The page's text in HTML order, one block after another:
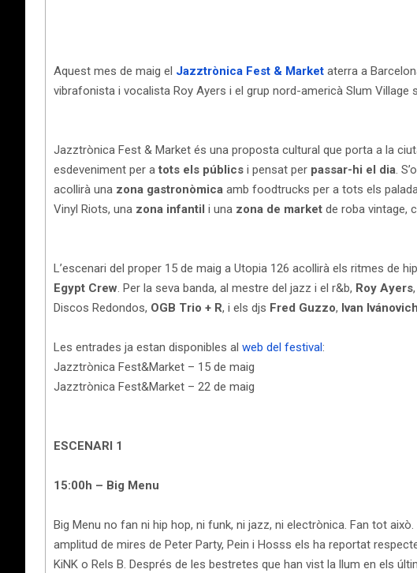
Aquest mes de maig el Jazztrònica Fest & Market aterra a
vibrafonista i vocalista Roy Ayers i el grup nord-americà Slum
Jazztrònica Fest & Market és una proposta cultural que porta a la
esdeveniment per atots els públics i pensat per passar-hi el dia.
acollirà una zona gastronòmica amb foodtrucks per a tots els
Vinyl Riots, una zona infantil i una zona de market de roba vintage,
L’escenari del proper 15 de maig a Utopia 126 acollirà els ritmes de
Egypt Crew. Per la seva banda, al mestre del jazz i el r&b, Roy Ayers
Discos Redondos, OGB Trio + R, i els djs Fred Guzzo, Ivan Ivánovich
Les entrades ja estan disponibles al web del festival:
Jazztrònica Fest&Market – 15 de maig
Jazztrònica Fest&Market – 22 de maig
ESCENARI 1
15:00h – Big Menu
Big Menu no fan ni hip hop, ni funk, ni jazz, ni electrònica. Fan tot
amplitud de mires de Peter Party, Pein i Hosss els ha reportat
KiNK o Rels B. Després de les bestretes que han vist la llum en els